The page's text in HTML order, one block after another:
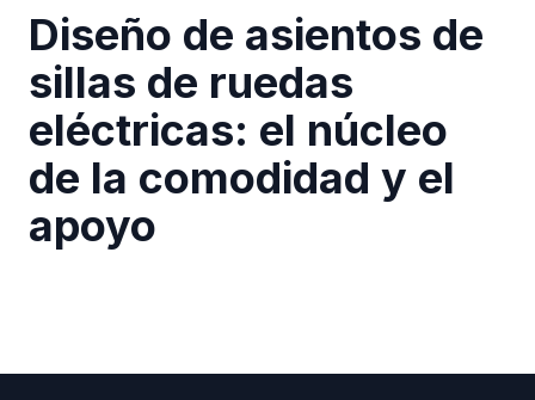
Diseño de asientos de
sillas de ruedas
eléctricas: el núcleo
de la comodidad y el
apoyo